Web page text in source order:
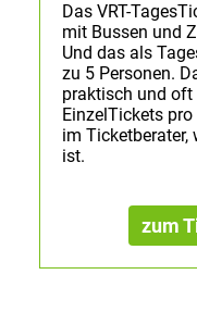
Das VRT-
mit Bussen und
Und das als
zu 5 Personen.
praktisch und
EinzelTickets
im Ticketberater,
ist.
zum